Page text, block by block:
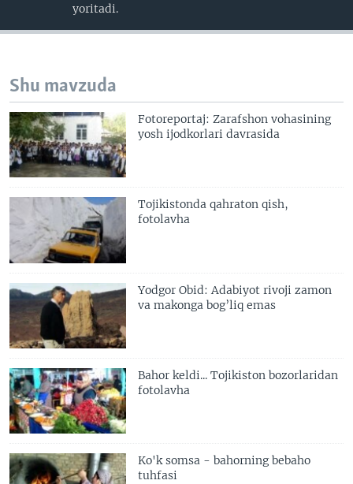
yoritadi.
Shu mavzuda
Fotoreportaj: Zarafshon vohasining
yosh ijodkorlari davrasida
Tojikistonda qahraton qish,
fotolavha
Yodgor Obid: Adabiyot rivoji zamon
va makonga bog’liq emas
Bahor keldi... Tojikiston bozorlaridan
fotolavha
Ko'k somsa - bahorning bebaho
tuhfasi